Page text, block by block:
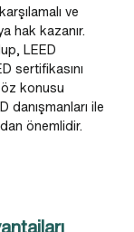
ve
hak kazanır.
LEED
sertifikasını
konusu
danışmanları ile
önemlidir.